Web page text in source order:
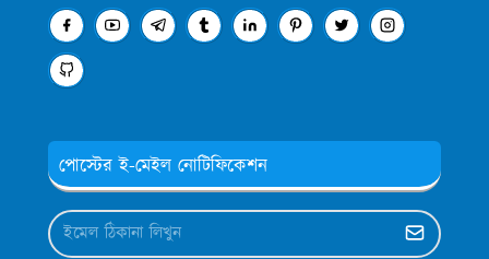
পোস্টের ই-মেইল নোটিফিকেশন